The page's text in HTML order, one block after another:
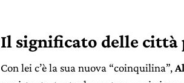
Il significato delle città
Con lei c’è la sua nuova “coinquilina”,